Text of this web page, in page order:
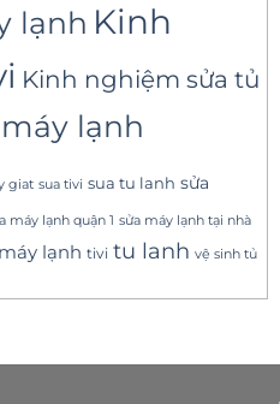
lạnh Kinh
Kinh nghiệm sửa tủ
máy lạnh
giat sua tivi sua tu lanh sửa
máy lạnh quận 1 sửa máy lạnh tại nhà
lạnh tivi tu lanh vệ sinh tủ